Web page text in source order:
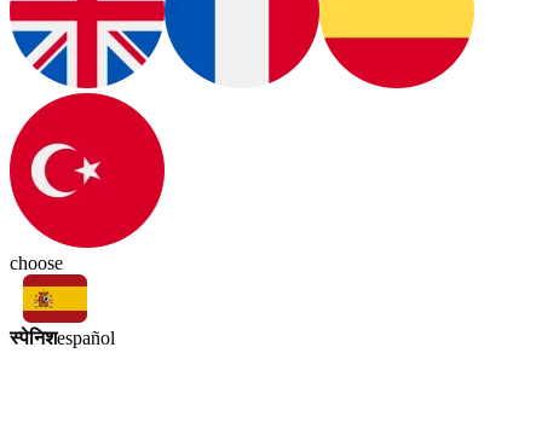
choose
स्पेनिशespañol